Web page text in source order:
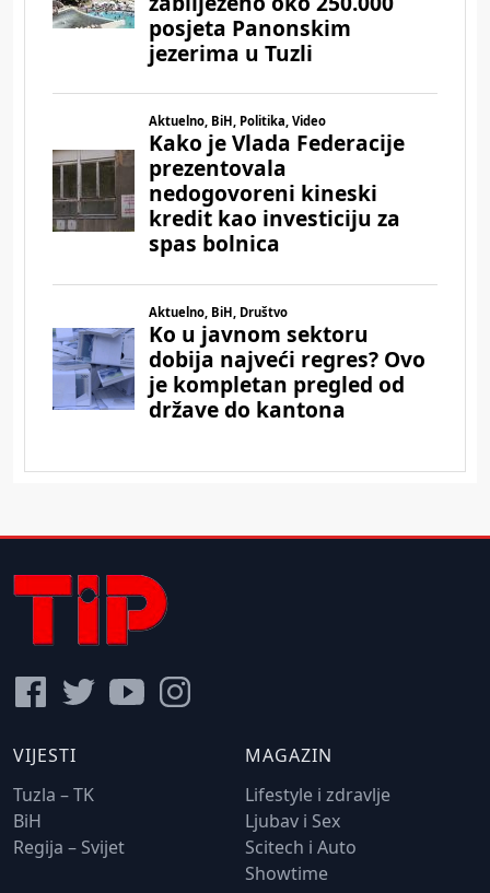
VIJESTI
Tuzla – TK
BiH
Regija – Svijet
MAGAZIN
Lifestyle i zdravlje
Ljubav i Sex
Scitech i Auto
Showtime